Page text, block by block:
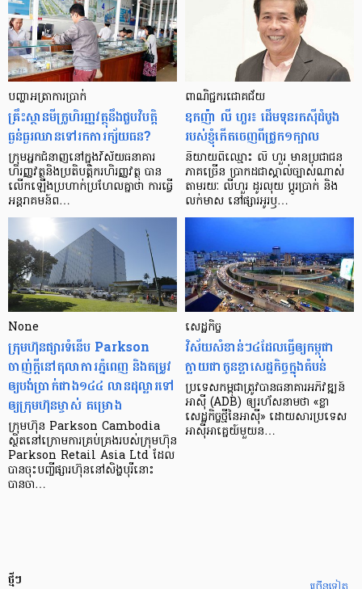
បញ្ហា​អត្រា​ការប្រាក់
គ្រឹះស្ថាន​មីក្រូ​ហិរញ្ញវត្ថុ​នឹង​ជួប​វិបត្តិ​
ធ្ងន់ធ្ងរ​ឈាន​ទៅ​រក​ការ​ក្ស័យធន?
ក្រុម​អ្នក​ជំនាញ​នៅ​ក្នុង​វិស័យ​ធនាគារ
ហិរញ្ញវត្ថុ​និង​ប្រតិបត្តិករ​ហិរញ្ញ​វត្ថុ បាន​​
លើក​ឡើង​ប្រហាក់​ប្រហែល​គ្នា​ថា ការ​ធ្វើ​
អន្តរាគមន៍​ព…
ពាណិជ្ជករជោគជ័យ
ឧកញ៉ា លី ហួរ៖ ដើមទុនរកស៊ីដំបូង
របស់ខ្ញុំកើតចេញពីជ្រូក១ក្បាល
និយាយ​ពី​ឈ្មោះ លី ហួរ មាន​ប្រជាជន​
ភាគ​ច្រើន ប្រាកដ​ជា​ស្គាល់​ច្បាស់​ណាស់
តាមរយៈ លីហួរ ដូរ​លុយ ប្តូរ​បា្រក់ និង​
លក់​មាស នៅ​ផ្សារ​អូរ​ឫ…
None
ក្រុមហ៊ុនផ្សារទំនើប Parkson
ចាញ់ក្ដីនៅតុលាការភ្នំពេញ និងតម្រូវ
ឲ្យបង់ប្រាក់ជាង១៤៤ លានដុល្លារទៅ
ឲ្យក្រុមហ៊ុនម្ចាស់ គម្រោង
ក្រុមហ៊ុន Parkson Cambodia
ស្ថិតនៅក្រោមការគ្រប់គ្រងរបស់ក្រុមហ៊ុន
Parkson Retail Asia Ltd ដែល
បានចុះបញ្ចីផ្សារហ៊ុននៅសិង្ហបុរីនោះ
បានចា…
សេដ្ឋកិច្ច​
វិស័យ​សំខាន់ៗ​៤​ដែល​ធ្វើ​ឲ្យ​កម្ពុជា​
ក្លាយ​ជា​កូន​ខ្លា​សេដ្ឋកិច្ច​ក្នុង​តំបន់
ប្រទេស​កម្ពុជា​ត្រូវ​បាន​ធនាគារ​អភិវឌ្ឍន៍​
អាស៊ី (ADB) ឲ្យ​រហ័ស​នាមថា «ខ្លា​
សេដ្ឋកិច្ច​ថ្មី​នៃ​អាស៊ី» ដោយសារ​ប្រទេស​
អាស៊ី​អាគ្នេយ៍​មួយ​ន…
ថ្មីៗ